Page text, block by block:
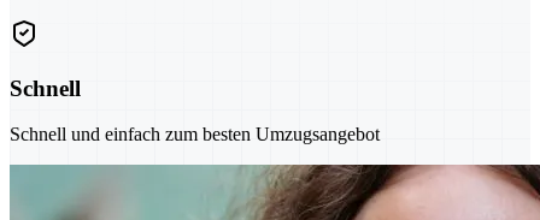
Schnell
Schnell und einfach zum besten Umzugsangebot